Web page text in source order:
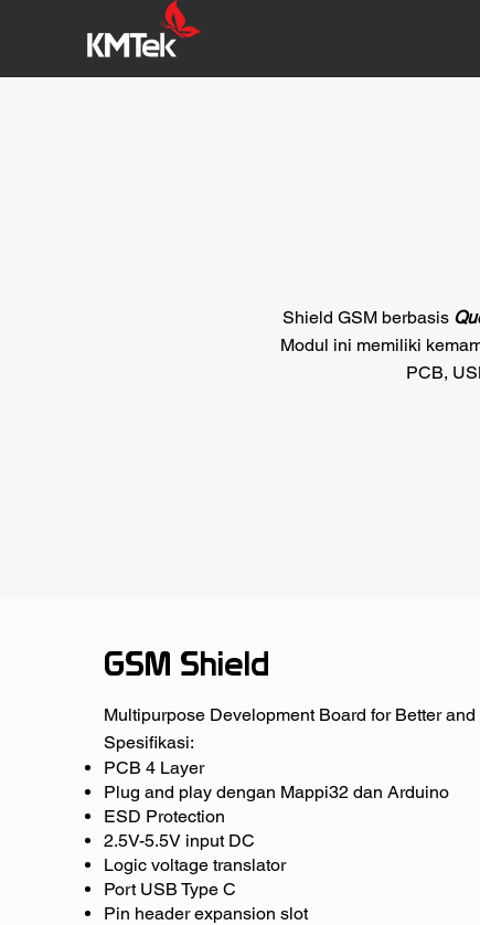
Shield GSM berbasis
Modul ini memiliki
PCB,
GSM Shield
Multipurpose Development Board for Better
Spesifikasi:
PCB 4 Layer
Plug and play dengan Mappi32 dan Arduino
ESD Protection
2.5V-5.5V input DC
Logic voltage translator
Port USB Type C
Pin header expansion slot